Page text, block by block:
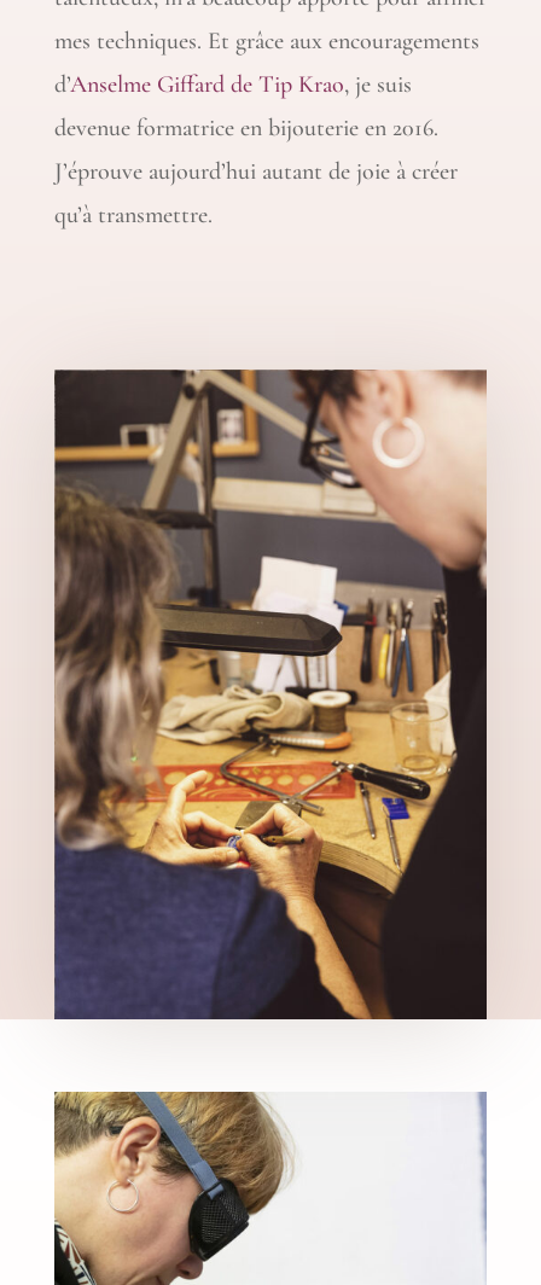
mes techniques. Et grâce aux encouragements
d’Anselme Giffard de Tip Krao, je suis
devenue formatrice en bijouterie en 2016.
J’éprouve aujourd’hui autant de joie à créer
qu’à transmettre.